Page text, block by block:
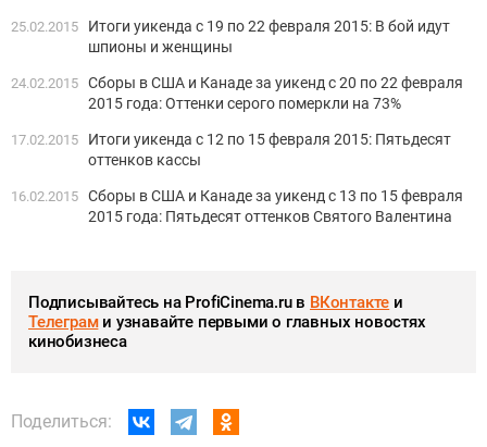
25.02.2015
Итоги уикенда с 19 по 22 февраля 2015: В бой идут
шпионы и женщины
24.02.2015 Сборы в США и Канаде за уикенд с 20 по 22 февраля
2015 года: Оттенки серого померкли на 73%
17.02.2015
Итоги уикенда с 12 по 15 февраля 2015: Пятьдесят
оттенков кассы
16.02.2015 Сборы в США и Канаде за уикенд с 13 по 15 февраля
2015 года: Пятьдесят оттенков Святого Валентина
Подписывайтесь на ProfiCinema.ru в ВКонтакте и
Телеграми узнавайте первыми о главных новостях
кинобизнеса
Поделиться: